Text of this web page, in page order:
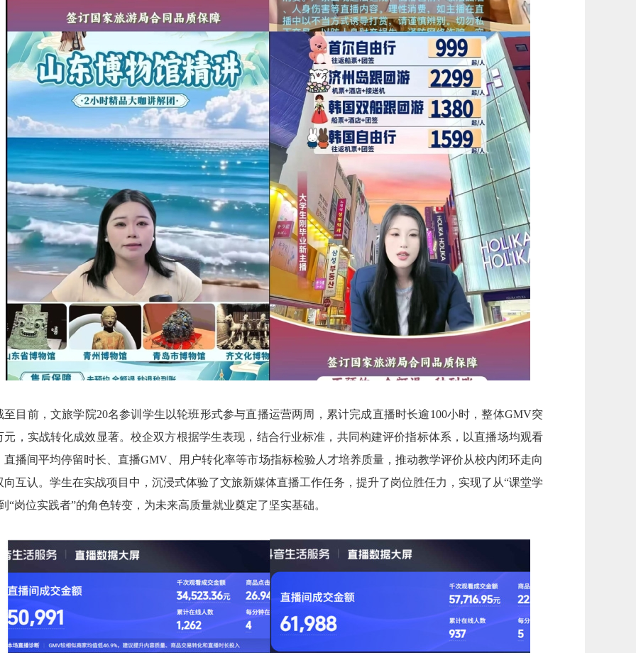
至目前，文旅学院20名参训学生以轮班形式参与直播运营两周，累计完成直播时长逾100小时，整体GMV突
元，实战转化成效显著。校企双方根据学生表现，结合行业标准，共同构建评价指标体系，以直播场均观看
直播间平均停留时长、直播GMV、用户转化率等市场指标检验人才培养质量，推动教学评价从校内闭环走向
向互认。学生在实战项目中，沉浸式体验了文旅新媒体直播工作任务，提升了岗位胜任力，实现了从“课堂学
“岗位实践者”的角色转变，为未来高质量就业奠定了坚实基础。